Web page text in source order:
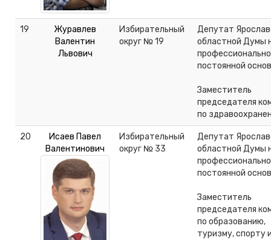
19
Журавлев
Валентин
Львович
Избирательный
округ № 19
Депутат
областной Думы
постоянной
Заместитель
председателя
по
20
Исаев Павел
Валентинович
Избирательный
округ № 33
Депутат
областной Думы
постоянной
Заместитель
председателя
по образованию,
туризму, спорту